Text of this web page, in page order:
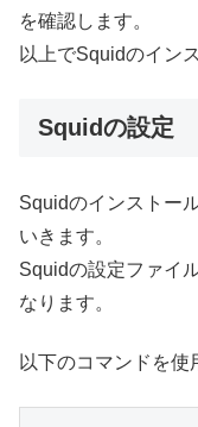
を確認します。
以上でSquidのイン
Squidの設定
Squidのインストー
いきます。
Squidの設定ファイ
なります。
以下のコマンドを使